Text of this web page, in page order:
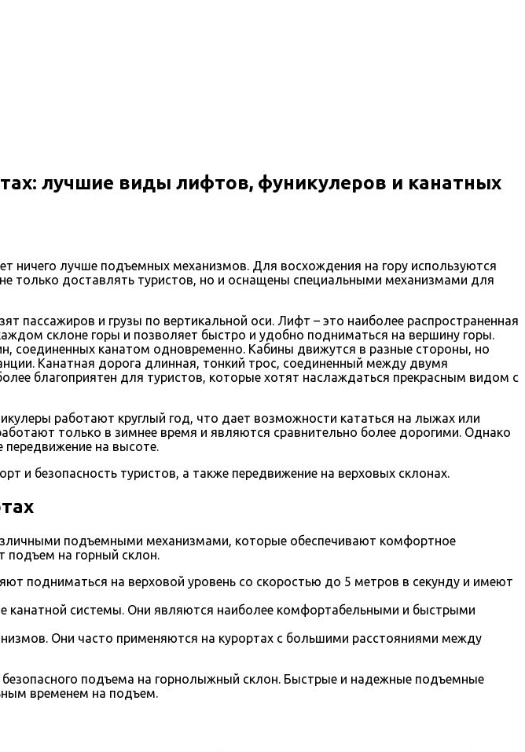
лучшие виды лифтов, фуникулеров и канатных
ничего лучше подъемных механизмов. Для восхождения на гору используются
только доставлять туристов, но и оснащены специальными механизмами для
и грузы по вертикальной оси. Лифт – это наиболее распространенная
склоне горы и позволяет быстро и удобно подниматься на вершину горы.
соединенных канатом одновременно. Кабины движутся в разные стороны, но
Канатная дорога длинная, тонкий трос, соединенный между двумя
благоприятен для туристов, которые хотят наслаждаться прекрасным видом с
работают круглый год, что дает возможности кататься на лыжах или
только в зимнее время и являются сравнительно более дорогими. Однако
на высоте.
и безопасность туристов, а также передвижение на верховых склонах.
подъемными механизмами, которые обеспечивают комфортное
подъем на горный склон.
подниматься на верховой уровень со скоростью до 5 метров в секунду и имеют
канатной системы. Они являются наиболее комфортабельными и быстрыми
Они часто применяются на курортах с большими расстояниями между
подъема на горнолыжный склон. Быстрые и надежные подъемные
временем на подъем.